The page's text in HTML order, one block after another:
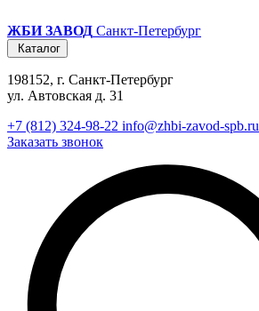
ЖБИ ЗАВОД Санкт-Петербург
Каталог
198152, г. Санкт-Петербург
ул. Автовская д. 31
+7 (812) 324-98-22 info@zhbi-zavod-spb.ru
Заказать звонок